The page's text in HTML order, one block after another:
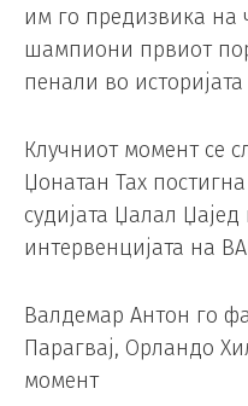
им го предизвика на
шампиони првиот
пенали во
Клучниот момент се
Џонатан Тах
судијата Џалал
интервенцијата на
Валдемар Антон го
Парагвај, Орландо
момент